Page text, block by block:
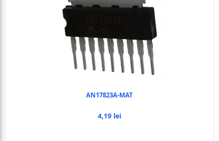
AN17823A-MAT
4,19 lei